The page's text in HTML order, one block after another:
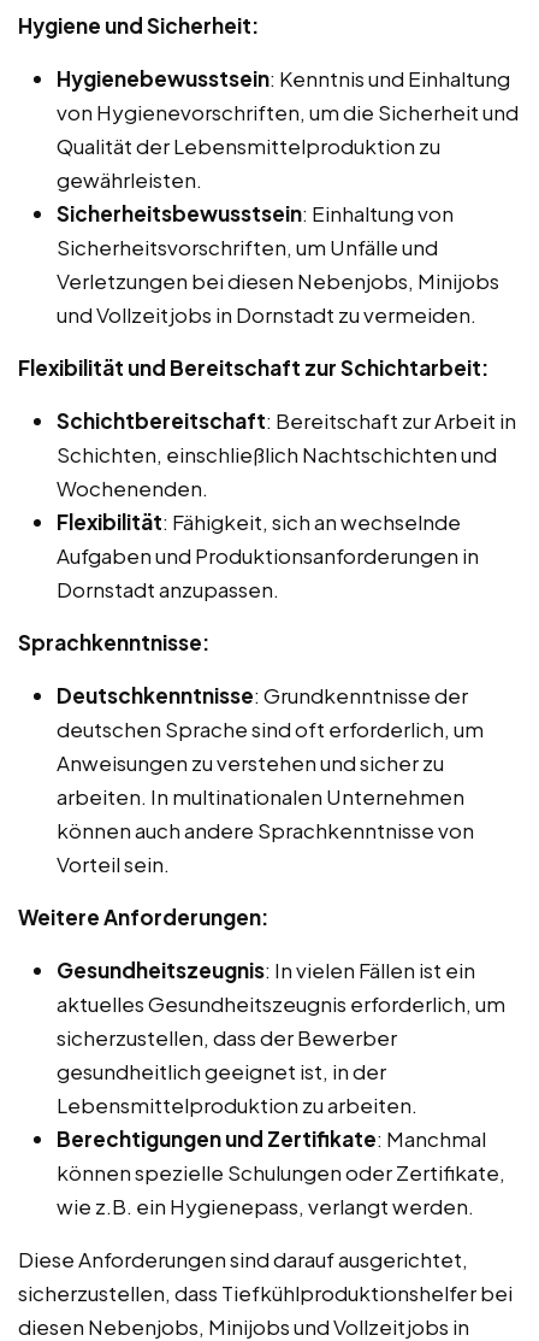
Hygiene und Sicherheit:
Hygienebewusstsein: Kenntnis und Einhaltung
von Hygienevorschriften, um die Sicherheit und
Qualität der Lebensmittelproduktion zu
gewährleisten.
Sicherheitsbewusstsein: Einhaltung von
Sicherheitsvorschriften, um Unfälle und
Verletzungen bei diesen Nebenjobs, Minijobs
und Vollzeitjobs in Dornstadt zu vermeiden.
Flexibilität und Bereitschaft zur Schichtarbeit:
Schichtbereitschaft: Bereitschaft zur Arbeit in
Schichten, einschließlich Nachtschichten und
Wochenenden.
Flexibilität: Fähigkeit, sich an wechselnde
Aufgaben und Produktionsanforderungen in
Dornstadt anzupassen.
Sprachkenntnisse:
Deutschkenntnisse: Grundkenntnisse der
deutschen Sprache sind oft erforderlich, um
Anweisungen zu verstehen und sicher zu
arbeiten. In multinationalen Unternehmen
können auch andere Sprachkenntnisse von
Vorteil sein.
Weitere Anforderungen:
Gesundheitszeugnis: In vielen Fällen ist ein
aktuelles Gesundheitszeugnis erforderlich, um
sicherzustellen, dass der Bewerber
gesundheitlich geeignet ist, in der
Lebensmittelproduktion zu arbeiten.
Berechtigungen und Zertifikate: Manchmal
können spezielle Schulungen oder Zertifikate,
wie z.B. ein Hygienepass, verlangt werden.
Diese Anforderungen sind darauf ausgerichtet,
sicherzustellen, dass Tiefkühlproduktionshelfer bei
diesen Nebenjobs, Minijobs und Vollzeitjobs in